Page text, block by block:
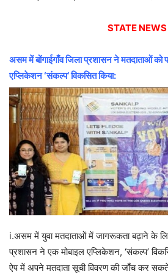
STATE NEWS
असम में बोंगाईगाँव जिला प्रशासन ने मतदाताओं को
एप्लिकेशन ‘संकल्प’ विकसित किया:
i.असम में युवा मतदाताओं में जागरूकता बढ़ाने के
प्रशासन ने एक मोबाइल एप्लिकेशन, ‘संकल्प’
ऐप में अपने मतदाता सूची विवरण की जाँच कर